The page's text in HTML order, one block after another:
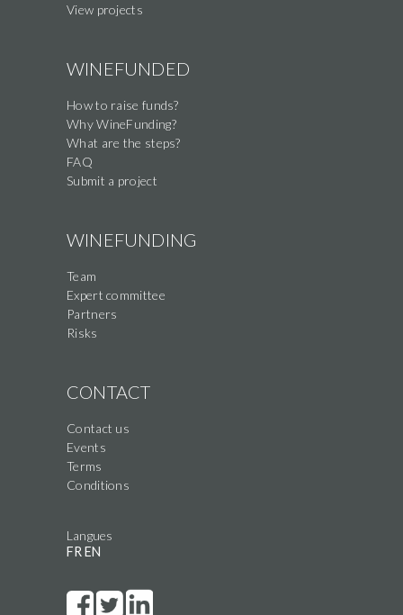
View projects
WINEFUNDED
How to raise funds?
Why WineFunding?
What are the steps?
FAQ
Submit a project
WINEFUNDING
Team
Expert committee
Partners
Risks
CONTACT
Contact us
Events
Terms
Conditions
Langues
FR EN